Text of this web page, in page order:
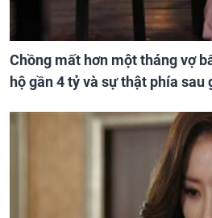
Chồng mất hơn một tháng vợ
hộ gần 4 tỷ và sự thật phía sau